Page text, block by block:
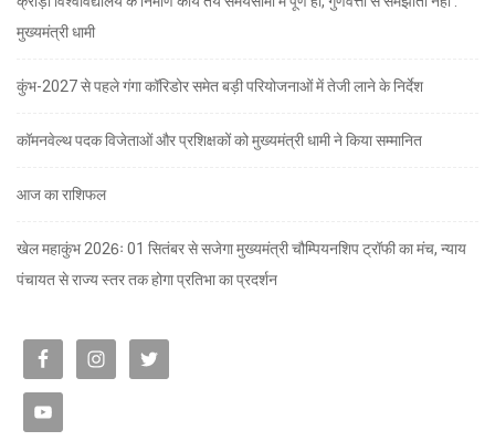
मुख्यमंत्री धामी
कुंभ-2027 से पहले गंगा कॉरिडोर समेत बड़ी परियोजनाओं में तेजी लाने के निर्देश
कॉमनवेल्थ पदक विजेताओं और प्रशिक्षकों को मुख्यमंत्री धामी ने किया सम्मानित
आज का राशिफल
खेल महाकुंभ 2026ः 01 सितंबर से सजेगा मुख्यमंत्री चौम्पियनशिप ट्रॉफी का मंच, न्याय
पंचायत से राज्य स्तर तक होगा प्रतिभा का प्रदर्शन